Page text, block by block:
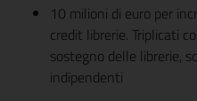
10 milioni di euro per
credit librerie. Triplicati
sostegno delle librerie,
indipendenti